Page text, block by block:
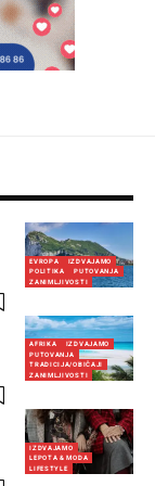
EVROPA
IZDVAJAMO
POLITIKA
PUTOVANJA
ZANIMLJIVOSTI
AFRIKA
IZDVAJAMO
PUTOVANJA
TRADICIJA/OBIČAJI
ZANIMLJIVOSTI
IZDVAJAMO
LEPOTA & MODA
LIFESTYLE